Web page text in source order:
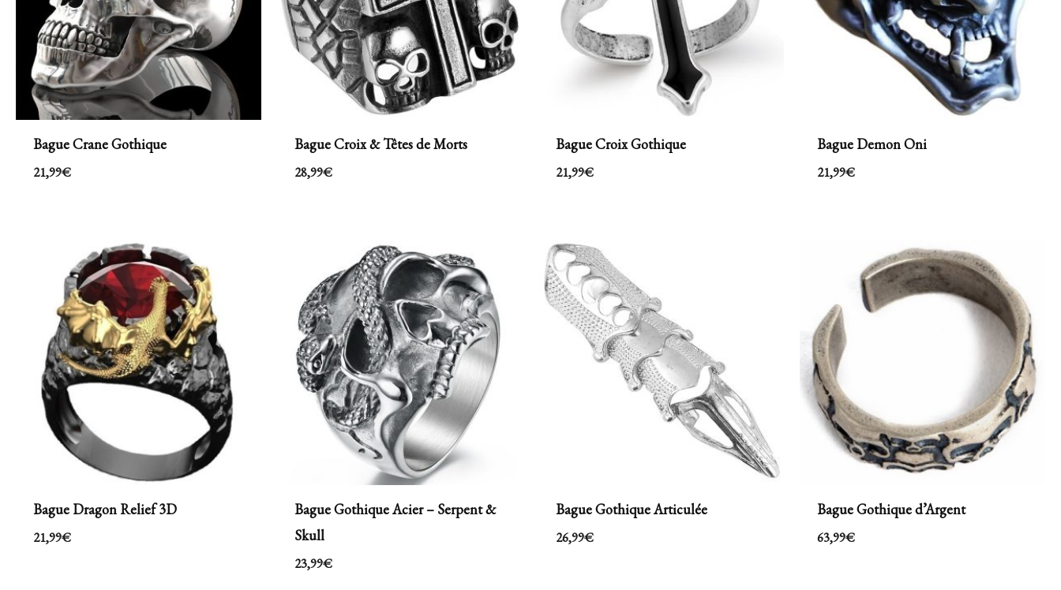
Bague Crane Gothique
21,99€
Bague Croix & Têtes de Morts
28,99€
Bague Croix Gothique
21,99€
Bague Demon Oni
21,99€
Bague Dragon Relief 3D
21,99€
Bague Gothique Acier – Serpent &
Skull
23,99€
Bague Gothique Articulée
26,99€
Bague Gothique d’Argent
63,99€